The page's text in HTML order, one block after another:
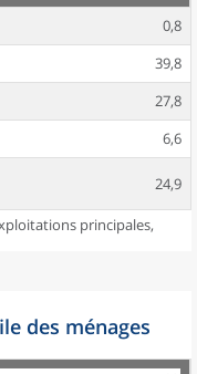
0,8
39,8
27,8
6,6
24,9
principales,
des ménages